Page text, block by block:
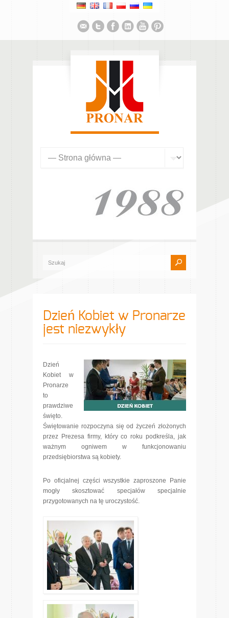
Dzień Kobiet w Pronarze
jest niezwykły
Dzień
Kobiet w
Pronarze
to
prawdziwe
święto.
Świętowanie rozpoczyna się od życzeń złożonych
przez Prezesa firmy, który co roku podkreśla, jak
ważnym ogniwem w funkcjonowaniu
przedsiębiorstwa są kobiety.
Po oficjalnej części wszystkie zaproszone Panie
mogły skosztować specjałów specjalnie
przygotowanych na tę uroczystość.